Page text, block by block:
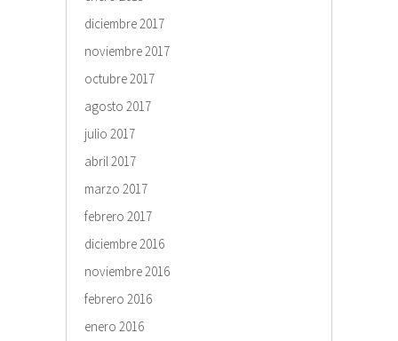
diciembre 2017
noviembre 2017
octubre 2017
agosto 2017
julio 2017
abril 2017
marzo 2017
febrero 2017
diciembre 2016
noviembre 2016
febrero 2016
enero 2016